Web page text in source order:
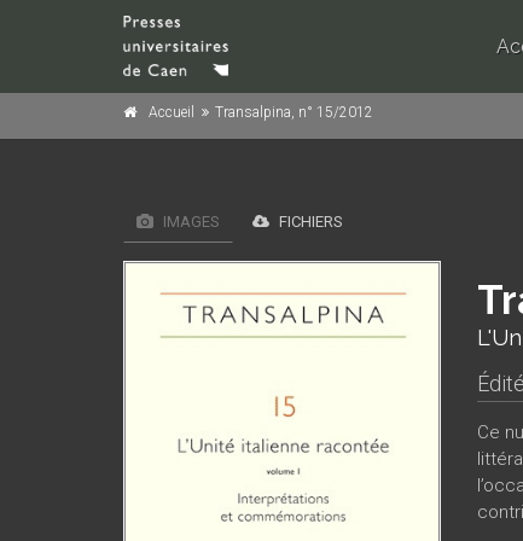
Accueil Transalpina, n° 15/2012
IMAGES FICHIERS
Ce